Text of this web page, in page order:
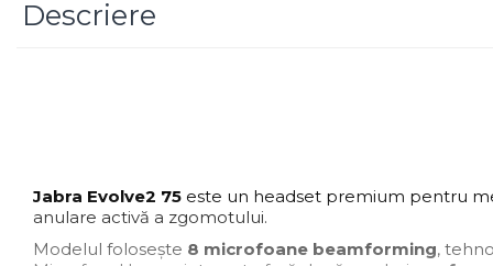
Consumabile - cerneală
Accesorii Large Format
Plottere & Scannere
Scannere
Descriere
Jabra Evolve2 75 este un headset premium pentru
anulare activă a zgomotului.
Modelul folosește 8 microfoane beamforming,